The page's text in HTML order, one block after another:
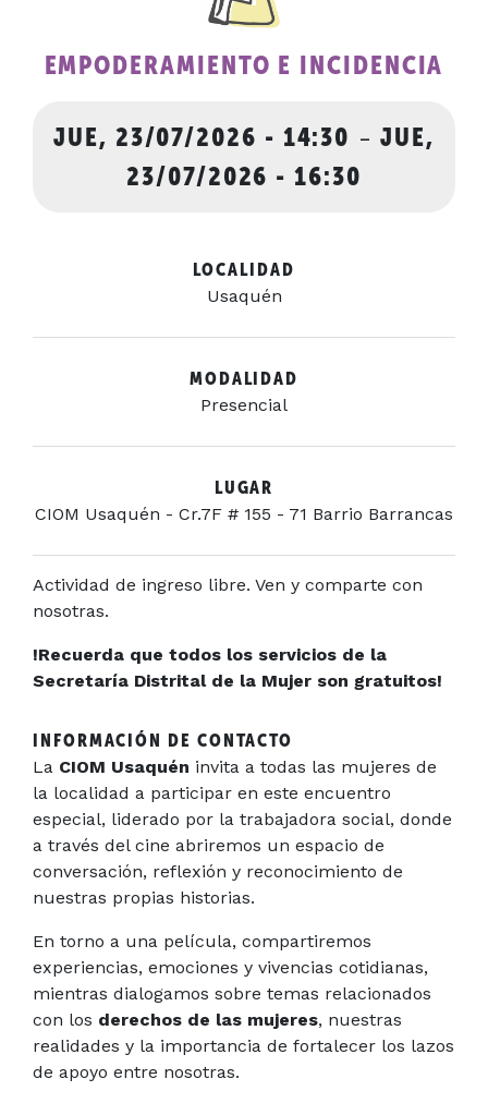
EMPODERAMIENTO E INCIDENCIA
JUE, 23/07/2026 - 14:30 -JUE,
23/07/2026 - 16:30
LOCALIDAD
Usaquén
MODALIDAD
Presencial
LUGAR
CIOM Usaquén - Cr.7F # 155 - 71 Barrio Barrancas
Actividad de ingreso libre. Ven y comparte con
nosotras.
!Recuerda que todos los servicios de la
Secretaría Distrital de la Mujer son gratuitos!
INFORMACIÓN DE CONTACTO
La CIOM Usaquén invita a todas las mujeres de
la localidad a participar en este encuentro
especial, liderado por la trabajadora social, donde
a través del cine abriremos un espacio de
conversación, reflexión y reconocimiento de
nuestras propias historias.
En torno a una película, compartiremos
experiencias, emociones y vivencias cotidianas,
mientras dialogamos sobre temas relacionados
con los derechos de las mujeres, nuestras
realidades y la importancia de fortalecer los lazos
de apoyo entre nosotras.